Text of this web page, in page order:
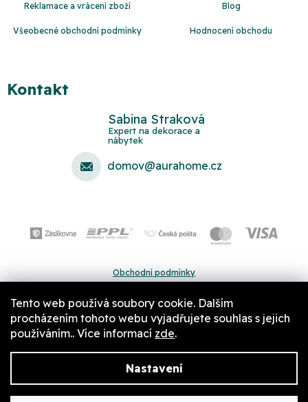
Tento web používá soubory cookie. Dalším
procházením tohoto webu vyjadřujete souhlas s jejich
používáním.. Více informací zde.
Nastavení
Reklamace a vrácení zboží
Všeobecné obchodní podmínky
Blog
Hodnocení obchodu
Kontakt
Sabina Straková
domov@aurahome.cz
Obchodní podmínky
Pravidla a nastavení cookies
Copyright 2026Aurahome.cz. Všechna práva vyhrazena.